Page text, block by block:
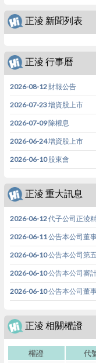
正淩 新聞列表
正淩 行事曆
2026-08-12 財報公告
2026-07-23 增資股上市
2026-07-09 除權息
2026-06-24 增資股上市
2026-06-10 股東會
正淩 重大訊息
2026-06-12 代子公司正淩
2026-06-11 公告本公司董
2026-06-10 公告本公司第
2026-06-10 公告本公司審
2026-06-10 公告本公司董
正淩 相關權證
權證 代